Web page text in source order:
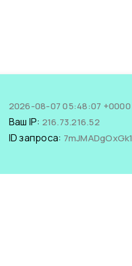
2026-08-07 05:48:07 +0000
Ваш IP: 216.73.216.52
ID запроса: 7mJMADgOxGk1